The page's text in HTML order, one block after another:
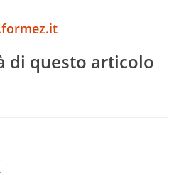
di questo articolo